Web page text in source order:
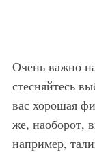
Очень важно
стесняйтесь
вас хорошая
же, наоборот,
например,